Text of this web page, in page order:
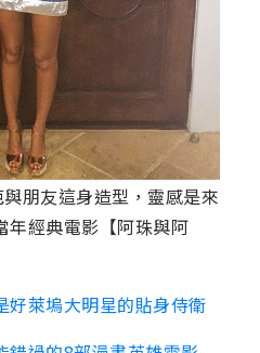
朋友這身造型，靈感是來
年經典電影【阿珠與阿
好萊塢大明星的貼身侍衛